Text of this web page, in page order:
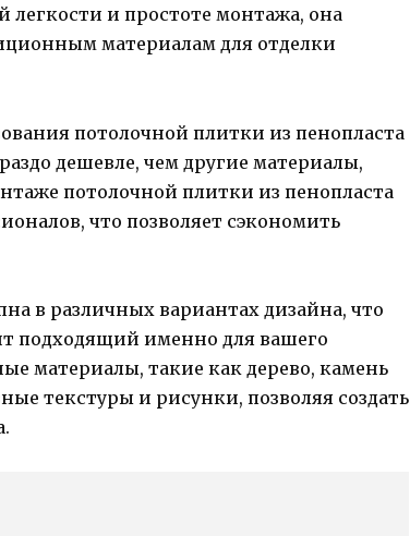
легкости и простоте монтажа, она
материалам для отделки
потолочной плитки из пенопласта
дешевле, чем другие материалы,
потолочной плитки из пенопласта
что позволяет сэкономить
в различных вариантах дизайна, что
подходящий именно для вашего
материалы, такие как дерево, камень
текстуры и рисунки, позволяя создать